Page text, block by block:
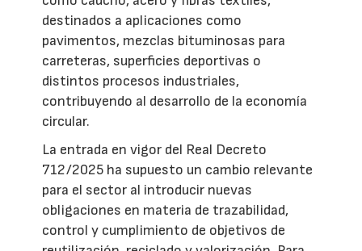
destinados a aplicaciones como
pavimentos, mezclas bituminosas para
carreteras, superficies deportivas o
distintos procesos industriales,
contribuyendo al desarrollo de la economía
circular.
La entrada en vigor del Real Decreto
712/2025 ha supuesto un cambio relevante
para el sector al introducir nuevas
obligaciones en materia de trazabilidad,
control y cumplimiento de objetivos de